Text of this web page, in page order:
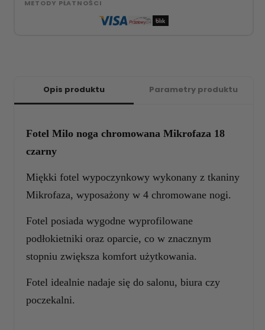
METODY PŁATNOŚCI
Opis produktu Parametry produktu
Fotel Milo noga chromowana Mikrofaza 18
czarny
Miękki fotel wypoczynkowy wykonany z tkaniny
Mikrofaza, wyposażony w 4 chromowane nogi.
Fotel posiada wygodne wyprofilowane
podłokietniki oraz oparcie, co w znacznym
stopniu zwiększa komfort użytkowania.
Fotel idealnie nadaje się do salonu, biura czy
poczekalni.